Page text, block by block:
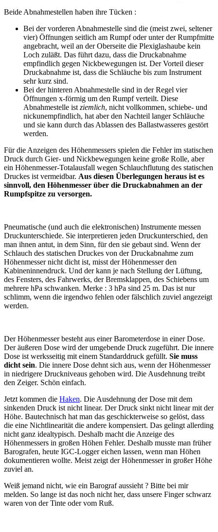
Beide Abnahmestellen haben ihre Tücken :
Bei der vorderen Abnahmestelle sind die (meist zwei, seltener
vier) Öffnungen seitlich am Rumpf oder unter der Rumpfmitte
angebracht, weil an der Oberseite die Plexiglashaube kein
Loch zuläßt. Das führt dazu, dass die Druckabnahme
empfindlich gegen Nickbewegungen ist. Der Vorteil dieser
Druckabnahme ist, dass die Schläuche bis zum Instrument
sehr kurz sind.
Bei der hinteren Abnahmestelle sind in der Regel vier
Öffnungen x-förmig um den Rumpf verteilt. Diese
Abnahmestelle ist ziemlich, nicht vollkommen, schiebe- und
nickunempfindlich, hat aber den Nachteil langer Schläuche
und sie kann durch das Ablassen des Ballastwasseres gestört
werden.
Für die Anzeigen des Höhenmessers spielen die Fehler im statischen
Druck durch Gier- und Nickbewegungen keine große Rolle, aber
ein Höhenmesser-Totalausfall wegen Schlauchflutung des statischen
Druckes ist vermeidbar. Aus diesen Überlegungen heraus ist es
sinnvoll, den Höhenmesser über die Druckabnahmen an der
Rumpfspitze zu versorgen.
Pneumatische (und auch die elektronischen) Instrumente messen
Druckunterschiede. Sie interpretieren jeden Druckunterschied, den
man ihnen antut, in dem Sinn, für den sie gebaut sind. Wenn der
Schlauch des statischen Druckes von der Druckabnahme zum
Höhenmesser nicht dicht ist, misst der Höhenmesser den
Kabineninnendruck. Und der kann je nach Stellung der Lüftung,
des Fensters, des Fahrwerks, der Bremsklappen, des Schiebens um
mehrere hPa schwanken. Merke : 3 hPa sind 25 m. Das ist nur
schlimm, wenn die irgendwo fehlen oder fälschlich zuviel angezeigt
werden.
Der Höhenmesser besteht aus einer Barometerdose in einer Dose.
Der äußeren Dose wird der umgebende Druck zugeführt. Die innere
Dose ist werksseitig mit einem Standarddruck gefüllt. Sie muss
dicht sein. Die innere Dose dehnt sich aus, wenn der Höhenmesser
in niedrigere Druckniveaus gehoben wird. Die Ausdehnung treibt
den Zeiger. Schön einfach.
Jetzt kommen die Haken. Die Ausdehnung der Dose mit dem
sinkenden Druck ist nicht linear. Der Druck sinkt nicht linear mit der
Höhe. Bautechnisch hat man das geschickterweise so gelöst, dass
die eine Nichtlinearität die andere kompensiert. Das gelingt allerding
nicht ganz idealtypisch. Deshalb macht die Anzeige des
Höhenmessers in großen Höhen Fehler. Deshalb musste man früher
Barografen, heute IGC-Logger eichen lassen, wenn man Höhen
dokumentieren wollte. Meist zeigt der Höhenmesser in großer Höhe
zuviel an.
Weiß jemand nicht, wie ein Barograf aussieht ? Bitte bei mir
melden. So lange ist das noch nicht her, dass unsere Finger schwarz
waren von der Tinte oder vom Ruß.